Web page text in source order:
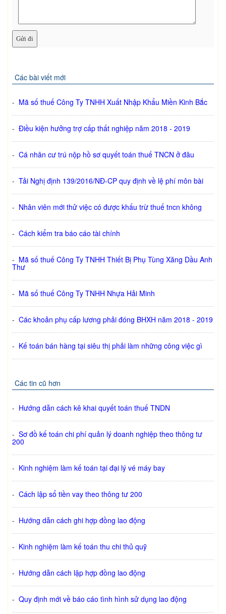
Các bài viết mới
- Mã số thuế Công Ty TNHH Xuất Nhập Khẩu Miền Kinh Bắc
- Điều kiện hưởng trợ cấp thất nghiệp năm 2018 - 2019
- Cá nhân cư trú nộp hồ sơ quyết toán thuế TNCN ở đâu
- Tải Nghị định 139/2016/NĐ-CP quy định về lệ phí môn bài
- Nhân viên mới thử việc có được khấu trừ thuế tncn không
- Cách kiểm tra báo cáo tài chính
- Mã số thuế Công Ty TNHH Thiết Bị Phụ Tùng Xăng Dầu Anh
Thư
- Mã số thuế Công Ty TNHH Nhựa Hải Minh
- Các khoản phụ cấp lương phải đóng BHXH năm 2018 - 2019
- Kế toán bán hàng tại siêu thị phải làm những công việc gì
Các tin cũ hơn
- Hướng dẫn cách kê khai quyết toán thuế TNDN
- Sơ đồ kế toán chi phí quản lý doanh nghiệp theo thông tư
200
- Kinh nghiệm làm kế toán tại đại lý vé máy bay
- Cách lập sổ tiền vay theo thông tư 200
- Hướng dẫn cách ghi hợp đồng lao động
- Kinh nghiệm làm kế toán thu chi thủ quỹ
- Hướng dẫn cách lập hợp đồng lao động
- Quy định mới về báo cáo tình hình sử dụng lao động